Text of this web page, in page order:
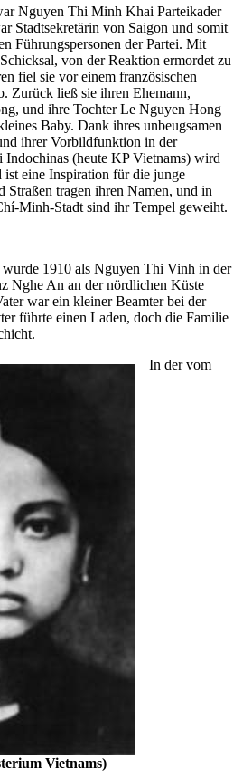
Nguyen Thi Minh Khai Parteikader
Stadtsekretärin von Saigon und somit
Führungspersonen der Partei. Mit
von der Reaktion ermordet zu
fiel sie vor einem französischen
Zurück ließ sie ihren Ehemann,
und ihre Tochter Le Nguyen Hong
Baby. Dank ihres unbeugsamen
ihrer Vorbildfunktion in der
Indochinas (heute KP Vietnams) wird
ist eine Inspiration für die junge
Straßen tragen ihren Namen, und in
Minh-Stadt sind ihr Tempel geweiht.
1910 als Nguyen Thi Vinh in der
Nghe An an der nördlichen Küste
war ein kleiner Beamter bei der
führte einen Laden, doch die Familie
Vietnams)
In der vom